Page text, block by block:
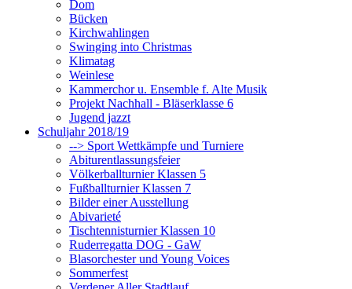
Dom
Bücken
Kirchwahlingen
Swinging into Christmas
Klimatag
Weinlese
Kammerchor u. Ensemble f. Alte Musik
Projekt Nachhall - Bläserklasse 6
Jugend jazzt
Schuljahr 2018/19
--> Sport Wettkämpfe und Turniere
Abiturentlassungsfeier
Völkerballturnier Klassen 5
Fußballturnier Klassen 7
Bilder einer Ausstellung
Abivarieté
Tischtennisturnier Klassen 10
Ruderregatta DOG - GaW
Blasorchester und Young Voices
Sommerfest